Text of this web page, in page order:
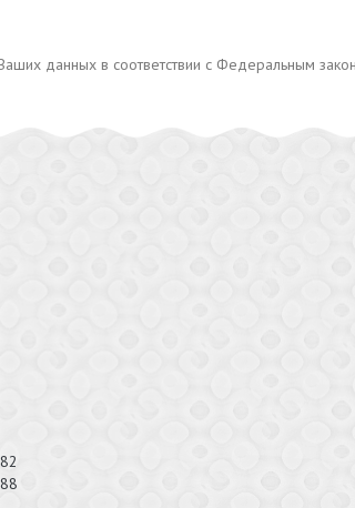
данных в соответствии с Федеральным